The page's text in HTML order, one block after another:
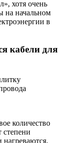
хотя очень
на начальном
в
кабели для
количество
степени
нагреваются,